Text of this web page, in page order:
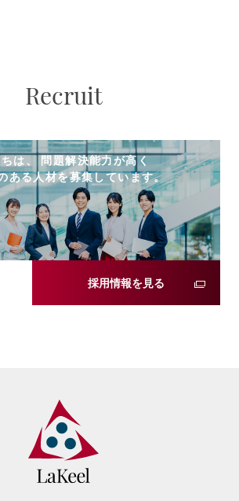
Recruit
は、 問題解決能力が高く
ある人材を募集しています。
採用情報を見る